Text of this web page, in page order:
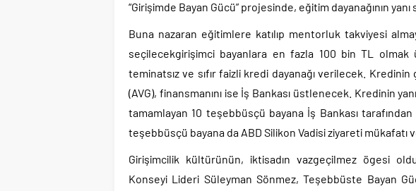
“Girişimde Bayan Gücü” projesinde, eğitim dayanağının
Buna nazaran eğitimlere katılıp mentorluk takviyesi
seçilecekgirişimci bayanlara en fazla 100 bin TL
teminatsız ve sıfır faizli kredi dayanağı verilecek.
(AVG), finansmanını ise İş Bankası üstlenecek. Kredinin
tamamlayan 10 teşebbüsçü bayana İş Bankası
teşebbüsçü bayana da ABD Silikon Vadisi ziyareti mükafatı
Girişimcilik kültürünün, iktisadın vazgeçilmez ögesi
Konseyi Lideri Süleyman Sönmez, Teşebbüste Bayan